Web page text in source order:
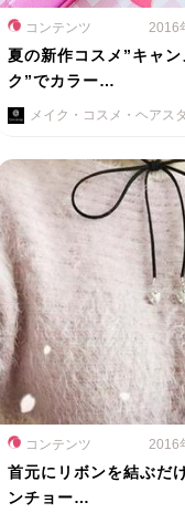
コンテンツ 2016
夏の新作コスメ”キャン
ク”でカラー…
メイク・コスメ・ヘアス
コンテンツ 2016
首元にリボンを結ぶだ
ンチョー…